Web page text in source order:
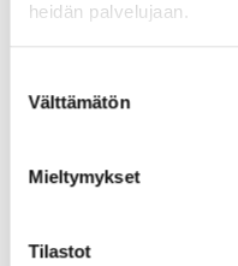
heidän palvelujaan.
valinta
Välttämätön
Mieltymykset
Tilastot
17:00 Vasa, Ishall